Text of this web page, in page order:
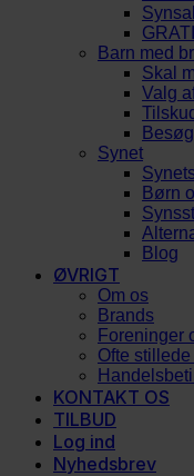
Barn med
Skal
Valg
Synet
Børn
Blog
ØVRIGT
Om os
Brands
Foreninger
Ofte stillede
KONTAKT OS
TILBUD
Log ind
Nyhedsbrev